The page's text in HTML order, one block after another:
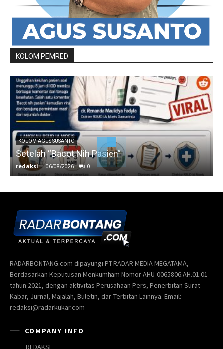
KOLOM PEMRED
KOLOM AGUS SUSANTO
Setelah “Bacot Nih Pasien”
redaksi - 06/08/2026 0
RADARBONTANG.com dipayungi PT RADAR MEDIA MEGATAMA,
Berdasarkan Keputusan Menkumham Nomor AHU-0065806.AH.01.01
tahun 2021, dengan aktivitas Perusahaan Pers, Penerbitan Surat
Kabar, Jurnal, Majalah, Buletin, dan Terbitan Lainnya. Email:
redaksi@radarkukar.com
COMPANY INFO
REDAKSI